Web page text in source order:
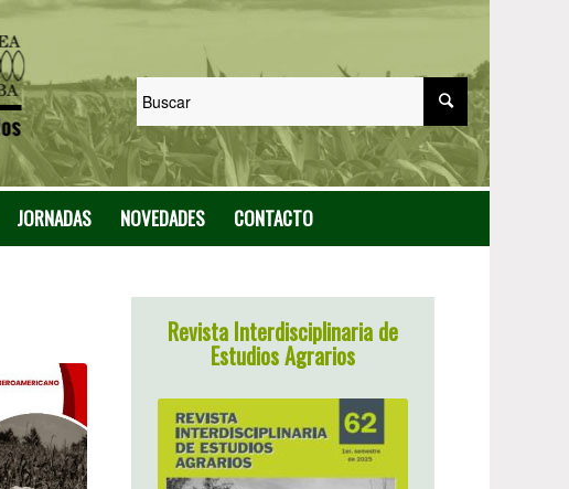
JORNADAS NOVEDADES CONTACTO
Revista Interdisciplinaria de
Estudios Agrarios